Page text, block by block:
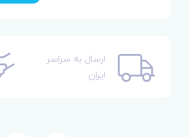
ارسال به سراسر
ایران